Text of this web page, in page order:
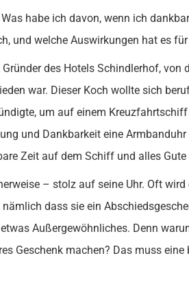
habe ich davon, wenn ich
und welche Auswirkungen hat es
des Hotels Schindlerhof, von
war. Dieser Koch wollte sich
um auf einem
und Dankbarkeit eine
Zeit auf dem Schiff und alles Gute
– stolz auf seine Uhr. Oft
dass sie ein
Außergewöhnliches. Denn
Geschenk machen? Das muss